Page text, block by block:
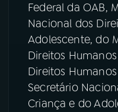
Federal da OAB,
Nacional dos
Adolescente, do
Direitos
Direitos Humanos
Secretário
Criança e do